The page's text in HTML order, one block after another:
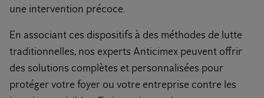
une intervention précoce.
En associant ces dispositifs à des méthodes de lutte
traditionnelles, nos experts Anticimex peuvent offrir
des solutions complètes et personnalisées pour
protéger votre foyer ou votre entreprise contre les